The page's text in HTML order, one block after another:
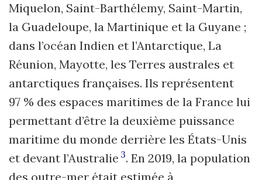
Miquelon, Saint-Barthélemy, Saint-Martin,
la Guadeloupe, la Martinique et la Guyane ;
dans l’océan Indien et l’Antarctique, La
Réunion, Mayotte, les Terres aus­trales et
antarctiques françaises. Ils représentent
97 % des espaces maritimes de la France lui
permettant d’être la deuxième puissance
maritime du monde derrière les États-Unis
et devant l’Australie 3. En 2019, la population
des outre-mer était estimée à